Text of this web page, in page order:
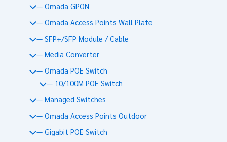
— Omada GPON
— Omada Access Points Wall Plate
— SFP+/SFP Module / Cable
— Media Converter
— Omada POE Switch
— 10/100M POE Switch
— Managed Switches
— Omada Access Points Outdoor
— Gigabit POE Switch